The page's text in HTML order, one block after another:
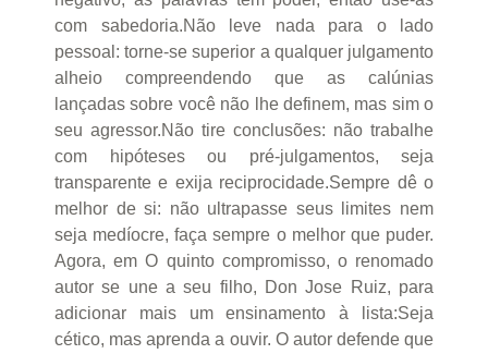
com sabedoria.Não leve nada para o lado
pessoal: torne-se superior a qualquer julgamento
alheio compreendendo que as calúnias
lançadas sobre você não lhe definem, mas sim o
seu agressor.Não tire conclusões: não trabalhe
com hipóteses ou pré-julgamentos, seja
transparente e exija reciprocidade.Sempre dê o
melhor de si: não ultrapasse seus limites nem
seja medíocre, faça sempre o melhor que puder.
Agora, em O quinto compromisso, o renomado
autor se une a seu filho, Don Jose Ruiz, para
adicionar mais um ensinamento à lista:Seja
cético, mas aprenda a ouvir. O autor defende que